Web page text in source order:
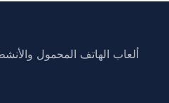
ألعاب الهاتف المحمول